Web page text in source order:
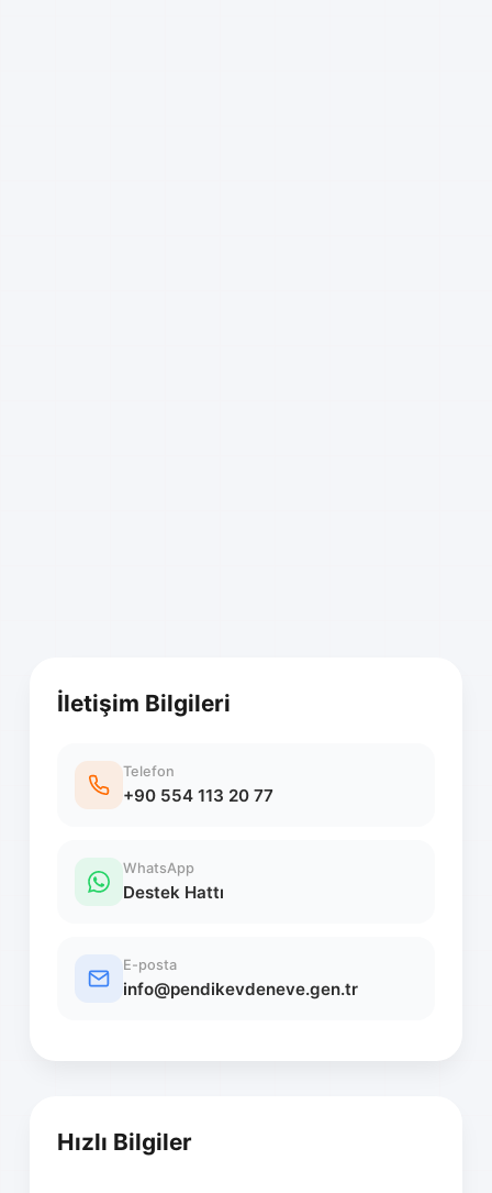
İletişim Bilgileri
Telefon
+90 554 113 20 77
WhatsApp
Destek Hattı
E-posta
info@pendikevdeneve.gen.tr
Hızlı Bilgiler